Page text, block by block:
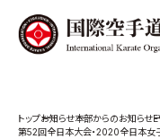
お知らせ本部からのお知らせ
第52回全日本大会・2020全日本女